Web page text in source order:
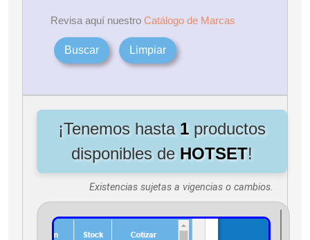
Revisa aquí nuestro Catálogo de Marcas
Buscar Limpiar
¡Tenemos hasta 1 productos
disponibles de HOTSET!
Existencias sujetas a vigencias o cambios.